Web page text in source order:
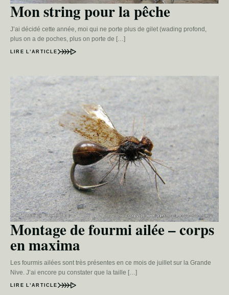
Mon string pour la pêche
J’ai décidé cette année, moi qui ne porte plus de gilet (wading profond,
plus on a de poches, plus on porte de […]
LIRE L’ARTICLE
Montage de fourmi ailée – corps
en maxima
Les fourmis ailées sont très présentes en ce mois de juillet sur la Grande
Nive. J’ai encore pu constater que la taille […]
LIRE L’ARTICLE